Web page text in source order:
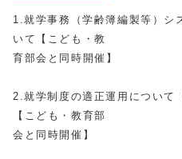
1.就学事務（学齢簿編製等）シ
いて【こども・教
育部会と同時開催】
2.就学制度の適正運用について
【こども・教育部
会と同時開催】